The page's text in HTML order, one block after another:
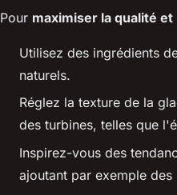
Pour maximiser la qualité et
Utilisez des ingrédients
naturels.
Réglez la texture de la
des turbines, telles que
Inspirez-vous des
ajoutant par exemple